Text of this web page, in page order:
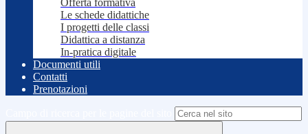
Offerta formativa
Le schede didattiche
I progetti delle classi
Didattica a distanza
In-pratica digitale
Documenti utili
Contatti
Prenotazioni